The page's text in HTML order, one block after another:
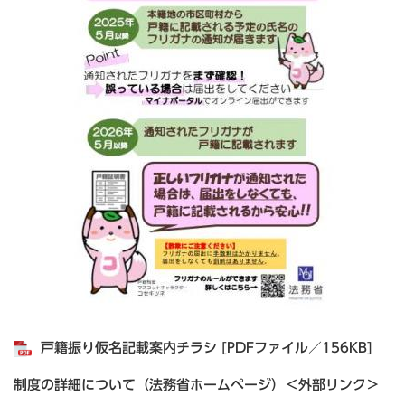
戸籍振り仮名記載案内チラシ [PDFファイル／156KB]
制度の詳細について（法務省ホームページ） ＜外部リンク＞